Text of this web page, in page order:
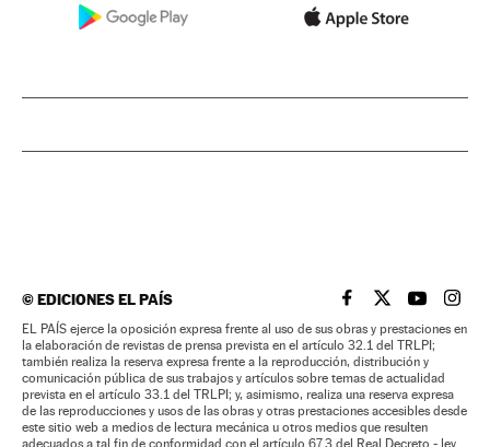
©EDICIONES EL PAÍS EL PAÍS BRASIL EN
EL PAÍSEL PAÍS
EL
EL PAÍS ejerce la oposición expresa frente al uso de sus obras y prestaciones en
la elaboración de revistas de prensa prevista en el artículo 32.1 del TRLPI;
también realiza la reserva expresa frente a la reproducción, distribución y
comunicación pública de sus trabajos y artículos sobre temas de actualidad
prevista en el artículo 33.1 del TRLPI; y, asimismo, realiza una reserva expresa
de las reproducciones y usos de las obras y otras prestaciones accesibles desde
este sitio web a medios de lectura mecánica u otros medios que resulten